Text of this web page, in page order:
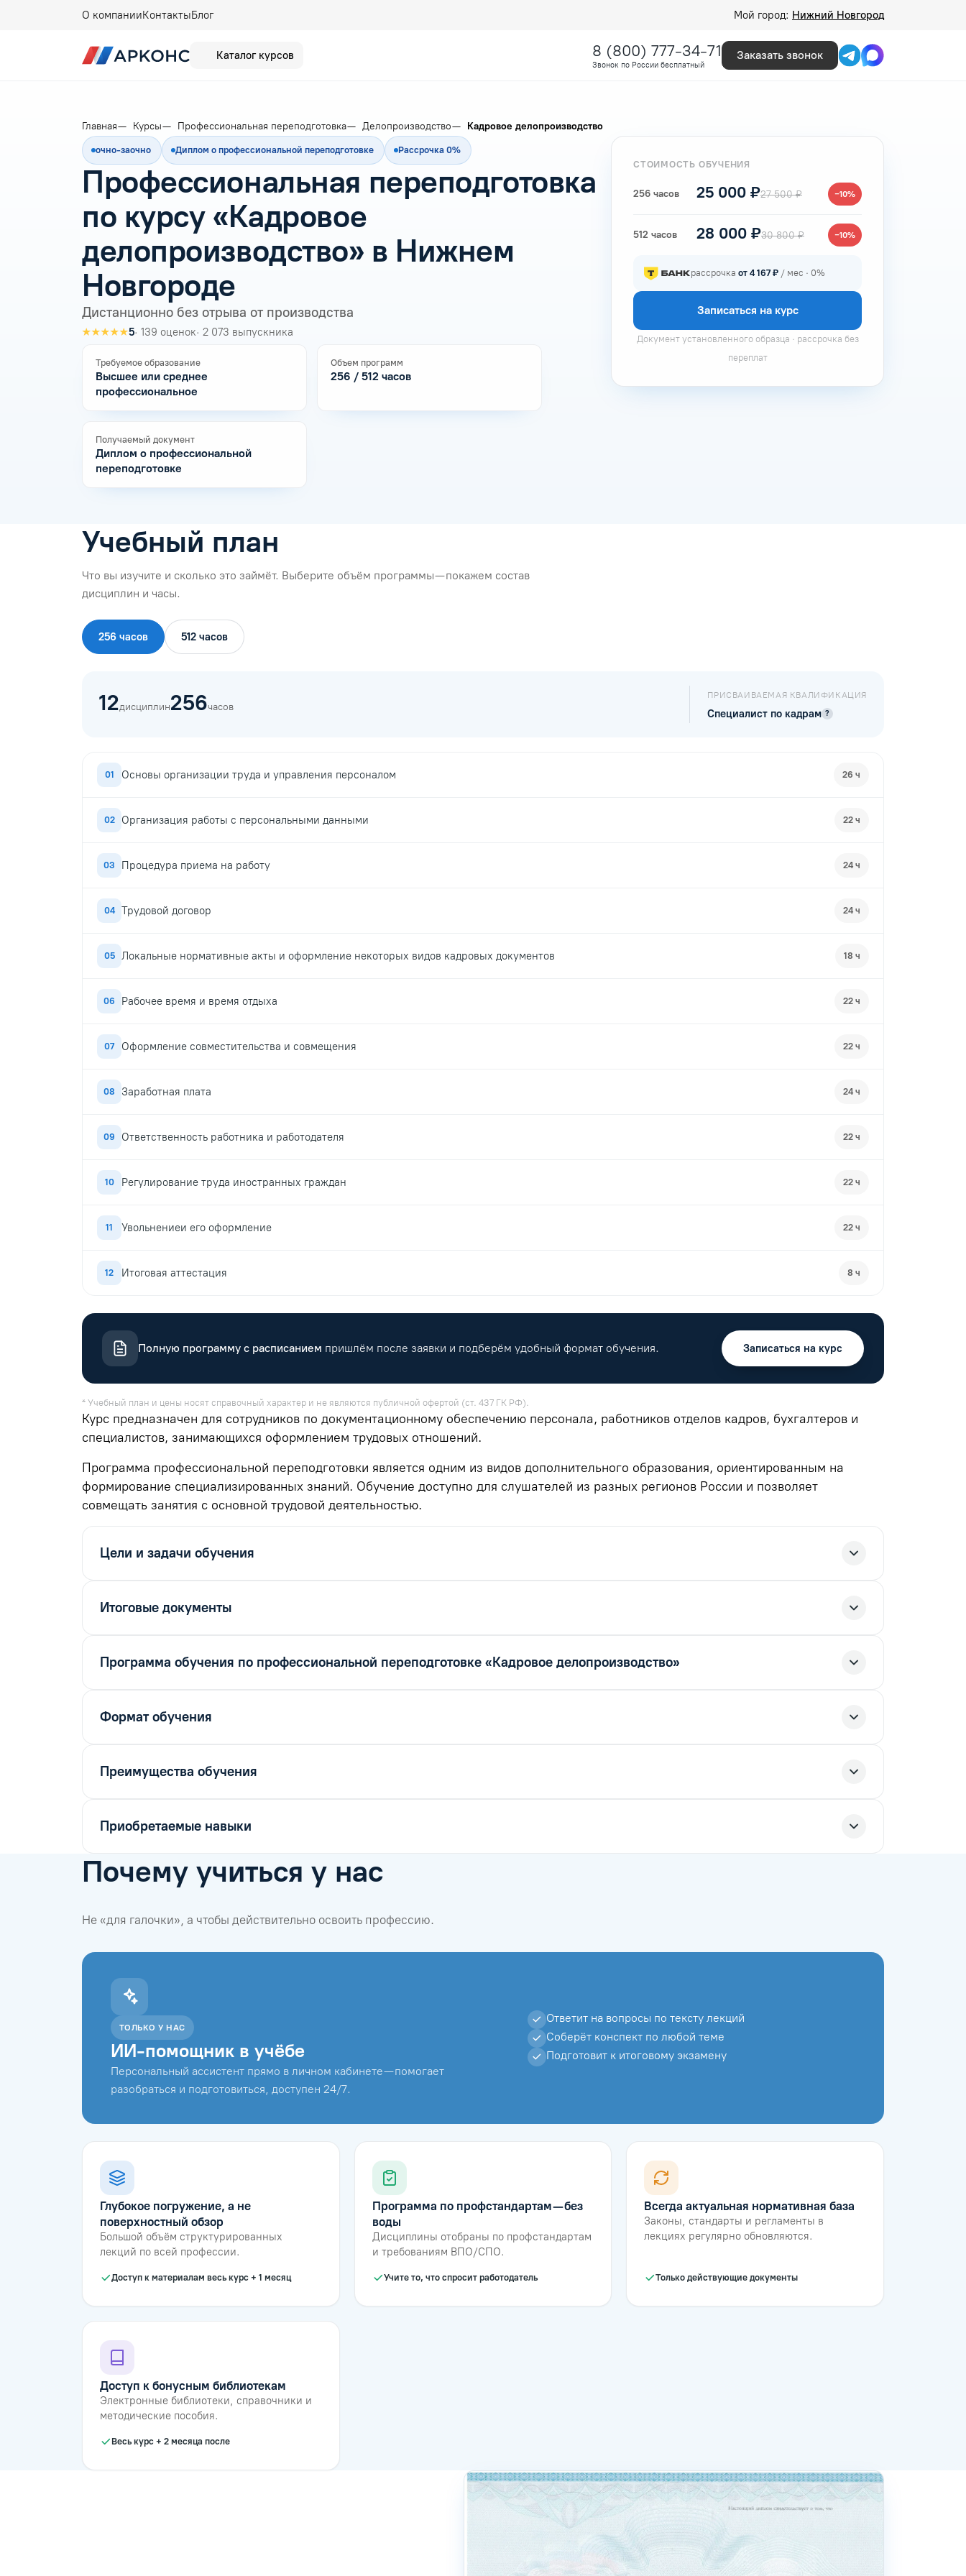
О компанииКонтактыБлог Мой город: Нижний Новгород
Каталог курсов 8 (800) 777-34-71
Звонок по России бесплатный
Заказать звонок
Главная Курсы Профессиональная переподготовка Делопроизводство Кадровое делопроизводство
очно-заочно Диплом о профессиональной переподготовке Рассрочка 0%
Профессиональная переподготовка
по курсу «Кадровое
делопроизводство» в Нижнем
Новгороде
Дистанционно без отрыва от производства
★★★★★5· 139 оценок· 2 073 выпускника
Требуемое образование
Высшее или среднее
профессиональное
Объем программ
256 / 512 часов
Получаемый документ
Диплом о профессиональной
переподготовке
СТОИМОСТЬ ОБУЧЕНИЯ
256 часов 25 000 ₽27 500 ₽ −10%
512 часов 28 000 ₽30 800 ₽ −10%
рассрочка от 4 167 ₽ / мес · 0%
Записаться на курс
Документ установленного образца · рассрочка без
переплат
Учебный план
Что вы изучите и сколько это займёт. Выберите объём программы — покажем состав
дисциплин и часы.
256 часов 512 часов
12дисциплин256часов
ПРИСВАИВАЕМАЯ КВАЛИФИКАЦИЯ
Специалист по кадрам ?
01 Основы организации труда и управления персоналом 26 ч
02 Организация работы с персональными данными 22 ч
03 Процедура приема на работу 24 ч
04 Трудовой договор 24 ч
05 Локальные нормативные акты и оформление некоторых видов кадровых документов 18 ч
06 Рабочее время и время отдыха 22 ч
07 Оформление совместительства и совмещения 22 ч
08 Заработная плата 24 ч
09 Ответственность работника и работодателя 22 ч
10 Регулирование труда иностранных граждан 22 ч
11 Увольнениеи его оформление 22 ч
12 Итоговая аттестация 8 ч
Полную программу с расписанием пришлём после заявки и подберём удобный формат обучения. Записаться на курс
* Учебный план и цены носят справочный характер и не являются публичной офертой (ст. 437 ГК РФ).
Курс предназначен для сотрудников по документационному обеспечению персонала, работников отделов кадров, бухгалтеров и
специалистов, занимающихся оформлением трудовых отношений.
Программа профессиональной переподготовки является одним из видов дополнительного образования, ориентированным на
формирование специализированных знаний. Обучение доступно для слушателей из разных регионов России и позволяет
совмещать занятия с основной трудовой деятельностью.
Цели и задачи обучения
Итоговые документы
Программа обучения по профессиональной переподготовке «Кадровое делопроизводство»
Формат обучения
Преимущества обучения
Приобретаемые навыки
Почему учиться у нас
Не «для галочки», а чтобы действительно освоить профессию.
ТОЛЬКО У НАС
ИИ-помощник в учёбе
Персональный ассистент прямо в личном кабинете — помогает
разобраться и подготовиться, доступен 24/7.
Ответит на вопросы по тексту лекций
Соберёт конспект по любой теме
Подготовит к итоговому экзамену
Глубокое погружение, а не
поверхностный обзор
Большой объём структурированных
лекций по всей профессии.
Доступ к материалам весь курс + 1 месяц
Программа по профстандартам — без
воды
Дисциплины отобраны по профстандартам
и требованиям ВПО/СПО.
Учите то, что спросит работодатель
Всегда актуальная нормативная база
Законы, стандарты и регламенты в
лекциях регулярно обновляются.
Только действующие документы
Доступ к бонусным библиотекам
Электронные библиотеки, справочники и
методические пособия.
Весь курс + 2 месяца после